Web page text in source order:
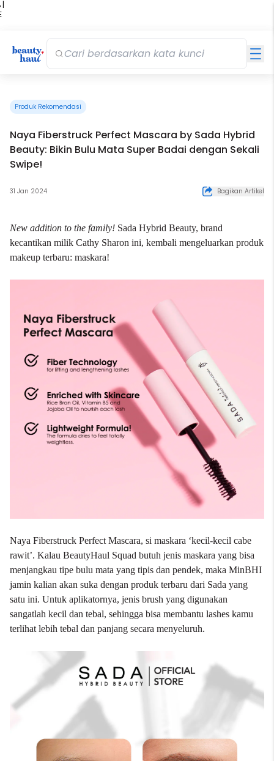
|
Produk Rekomendasi
Naya Fiberstruck Perfect Mascara by Sada Hybrid
Beauty: Bikin Bulu Mata Super Badai dengan Sekali
Swipe!
31 Jan 2024 Bagikan Artikel
New addition to the family! Sada Hybrid Beauty, brand
kecantikan milik Cathy Sharon ini, kembali mengeluarkan produk
makeup terbaru: maskara!
Naya Fiberstruck Perfect Mascara, si maskara ‘kecil-kecil cabe
rawit’. Kalau BeautyHaul Squad butuh jenis maskara yang bisa
menjangkau tipe bulu mata yang tipis dan pendek, maka MinBHI
jamin kalian akan suka dengan produk terbaru dari Sada yang
satu ini. Untuk aplikatornya, jenis brush yang digunakan
sangatlah kecil dan tebal, sehingga bisa membantu lashes kamu
terlihat lebih tebal dan panjang secara menyeluruh.